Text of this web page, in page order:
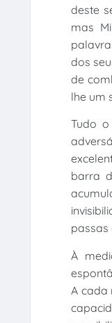
deste
mas
dos
de
lhe um
Tudo
barra
passas
À
A cada